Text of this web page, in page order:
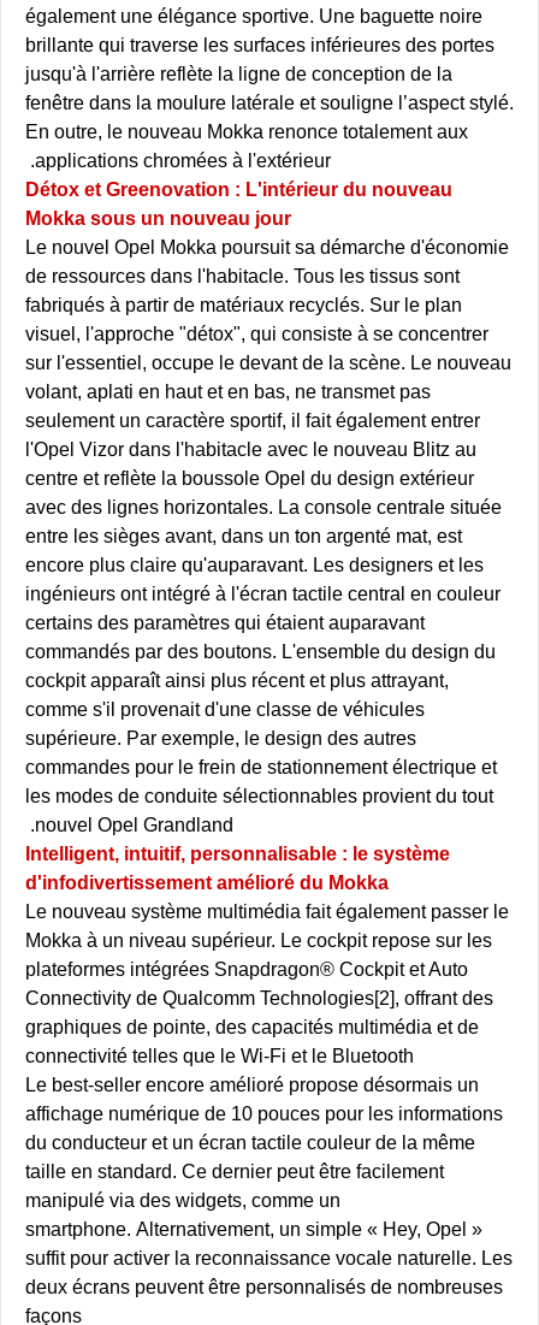
également une élégance sportive. Une baguette noire
brillante qui traverse les surfaces inférieures des portes
jusqu'à l'arrière reflète la ligne de conception de la
fenêtre dans la moulure latérale et souligne l’aspect stylé.
En outre, le nouveau Mokka renonce totalement aux
applications chromées à l'extérieur.
Détox et Greenovation : L'intérieur du nouveau
Mokka sous un nouveau jour
Le nouvel Opel Mokka poursuit sa démarche d'économie
de ressources dans l'habitacle. Tous les tissus sont
fabriqués à partir de matériaux recyclés. Sur le plan
visuel, l'approche "détox", qui consiste à se concentrer
sur l'essentiel, occupe le devant de la scène. Le nouveau
volant, aplati en haut et en bas, ne transmet pas
seulement un caractère sportif, il fait également entrer
l'Opel Vizor dans l'habitacle avec le nouveau Blitz au
centre et reflète la boussole Opel du design extérieur
avec des lignes horizontales. La console centrale située
entre les sièges avant, dans un ton argenté mat, est
encore plus claire qu'auparavant. Les designers et les
ingénieurs ont intégré à l'écran tactile central en couleur
certains des paramètres qui étaient auparavant
commandés par des boutons. L'ensemble du design du
cockpit apparaît ainsi plus récent et plus attrayant,
comme s'il provenait d'une classe de véhicules
supérieure. Par exemple, le design des autres
commandes pour le frein de stationnement électrique et
les modes de conduite sélectionnables provient du tout
nouvel Opel Grandland.
Intelligent, intuitif, personnalisable : le système
d'infodivertissement amélioré du Mokka
Le nouveau système multimédia fait également passer le
Mokka à un niveau supérieur. Le cockpit repose sur les
plateformes intégrées Snapdragon® Cockpit et Auto
Connectivity de Qualcomm Technologies[2], offrant des
graphiques de pointe, des capacités multimédia et de
connectivité telles que le Wi-Fi et le Bluetooth
Le best-seller encore amélioré propose désormais un
affichage numérique de 10 pouces pour les informations
du conducteur et un écran tactile couleur de la même
taille en standard. Ce dernier peut être facilement
manipulé via des widgets, comme un
smartphone. Alternativement, un simple « Hey, Opel »
suffit pour activer la reconnaissance vocale naturelle. Les
deux écrans peuvent être personnalisés de nombreuses
façons